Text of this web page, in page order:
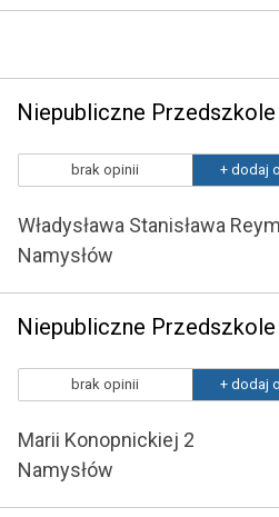
Niepubliczne Przedszkole
brak opinii + dodaj
Władysława Stanisława
Namysłów
brak opinii + dodaj
Marii Konopnickiej 2
Namysłów